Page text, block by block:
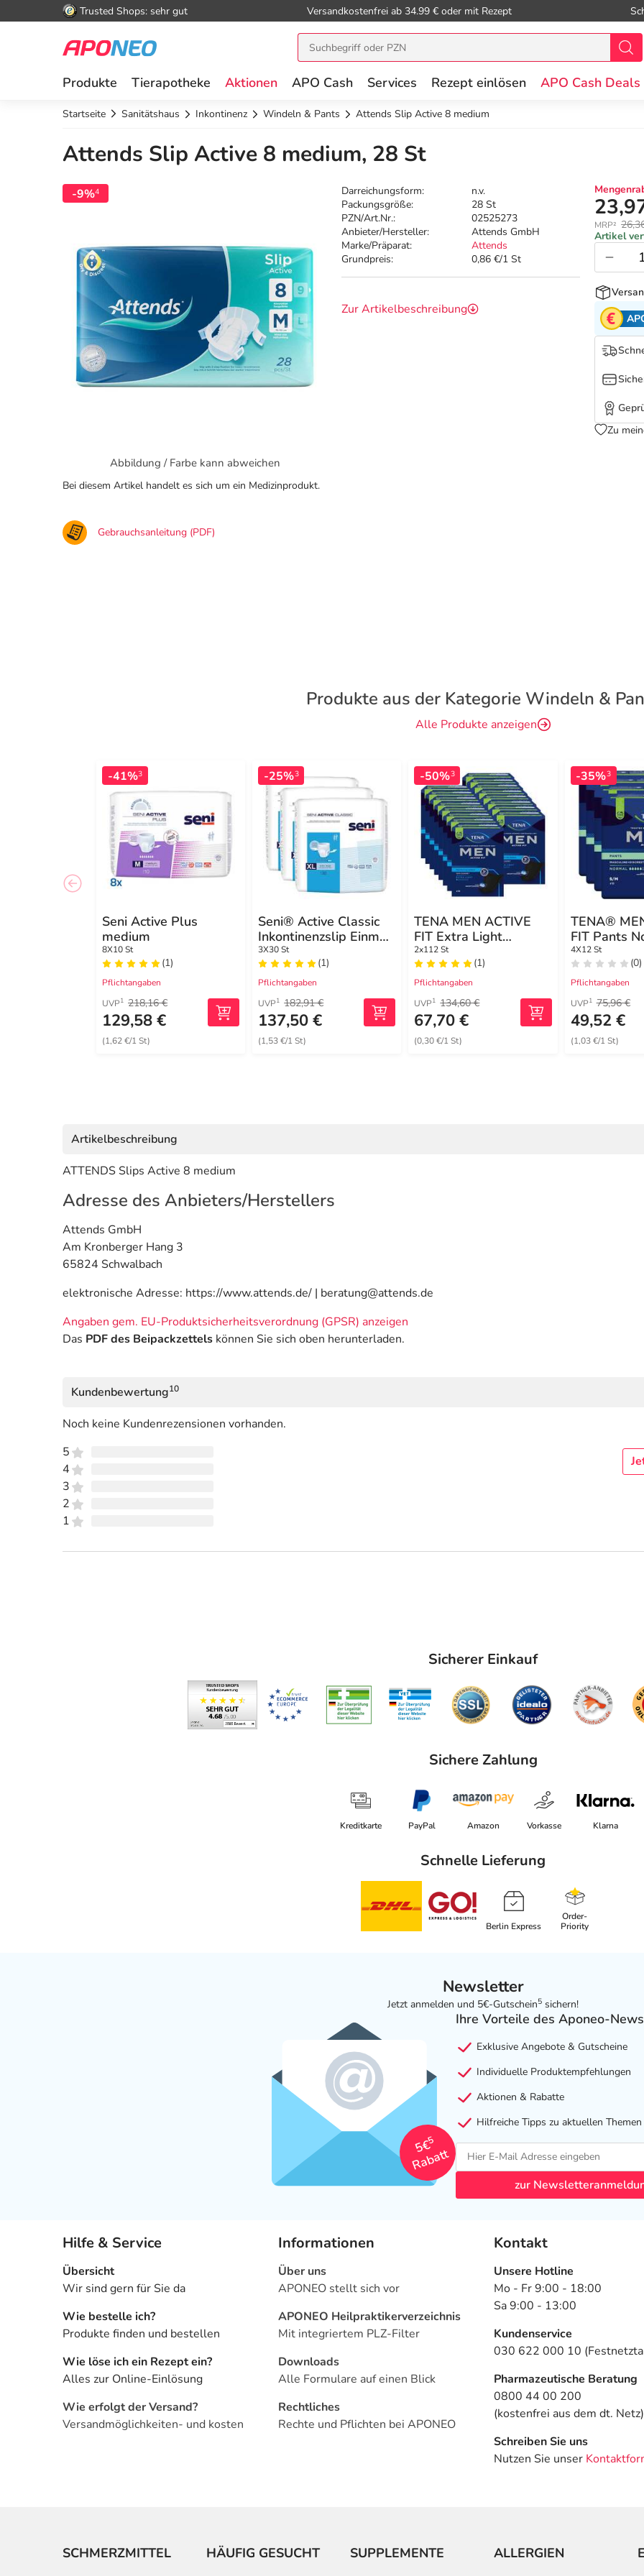
Trusted Shops: sehr gut Versandkostenfrei ab 34.99 € oder mit Rezept
Produkte Tierapotheke Aktionen APO Cash Services Rezept einlösen APO Cash Deals
Startseite Sanitätshaus Inkontinenz Windeln & Pants Attends Slip Active 8 medium
Attends Slip Active 8 medium, 28 St
-9%4
Abbildung / Farbe kann abweichen
Darreichungsform:
n.v.
Packungsgröße:
28 St
PZN/Art.Nr.:
02525273
Anbieter/Hersteller:
Attends GmbH
Marke/Präparat:
Attends
Grundpreis:
0,86 €/1 St
Zur Artikelbeschreibung
MRP²
Artikel
Zu
Bei diesem Artikel handelt es sich um ein Medizinprodukt.
Gebrauchsanleitung (PDF)
Produkte aus der Kategorie Windeln &
Alle Produkte anzeigen
-41%3
Seni Active Plus
medium
8X10 St
(1)
Pflichtangaben
UVP1 218,16 €
129,58 €
(1,62 €/1 St)
-25%3
Seni® Active Classic
Inkontinenzslip Einmal
XL
3X30 St
(1)
Pflichtangaben
UVP1 182,91 €
137,50 €
(1,53 €/1 St)
-50%3
TENA MEN ACTIVE
FIT Extra Light
Einlagen bei
Inkontinenz
2x112 St
(1)
Pflichtangaben
UVP1 134,60 €
67,70 €
(0,30 €/1 St)
-35%3
TENA®
FIT Pants
S/M bei
4X12 St
(0)
Pflichtangaben
UVP1 75,96 €
49,52 €
(1,03 €/1 St)
Artikelbeschreibung
ATTENDS Slips Active 8 medium
Adresse des Anbieters/Herstellers
Attends GmbH
Am Kronberger Hang 3
65824 Schwalbach
elektronische Adresse: https://www.attends.de/ | beratung@attends.de
Angaben gem. EU-Produktsicherheitsverordnung (GPSR) anzeigen
Das PDF des Beipackzettels können Sie sich oben herunterladen.
Kundenbewertung10
Noch keine Kundenrezensionen vorhanden.
5
4
3
2
1
Sicherer Einkauf
Sichere Zahlung
Kreditkarte PayPal Amazon Vorkasse Klarna
Schnelle Lieferung
Berlin Express
Order-
Priority
Newsletter
Jetzt anmelden und 5€-Gutschein5 sichern!
5€
5
Rabatt
Ihre Vorteile des Aponeo-
Exklusive Angebote & Gutscheine
Individuelle Produktempfehlungen
Aktionen & Rabatte
Hilfreiche Tipps zu aktuellen Themen
zur
Hilfe & Service
Übersicht
Wir sind gern für Sie da
Wie bestelle ich?
Produkte finden und bestellen
Wie löse ich ein Rezept ein?
Alles zur Online-Einlösung
Wie erfolgt der Versand?
Versandmöglichkeiten- und kosten
Informationen
Über uns
APONEO stellt sich vor
APONEO Heilpraktikerverzeichnis
Mit integriertem PLZ-Filter
Downloads
Alle Formulare auf einen Blick
Rechtliches
Rechte und Pflichten bei APONEO
Kontakt
Unsere Hotline
Mo - Fr 9:00 - 18:00
Sa 9:00 - 13:00
Kundenservice
030 622 000 10
Pharmazeutische Beratung
0800 44 00 200
(kostenfrei aus dem dt. Netz)
Schreiben Sie uns
Nutzen Sie unser
SCHMERZMITTEL HÄUFIG GESUCHT SUPPLEMENTE ALLERGIEN